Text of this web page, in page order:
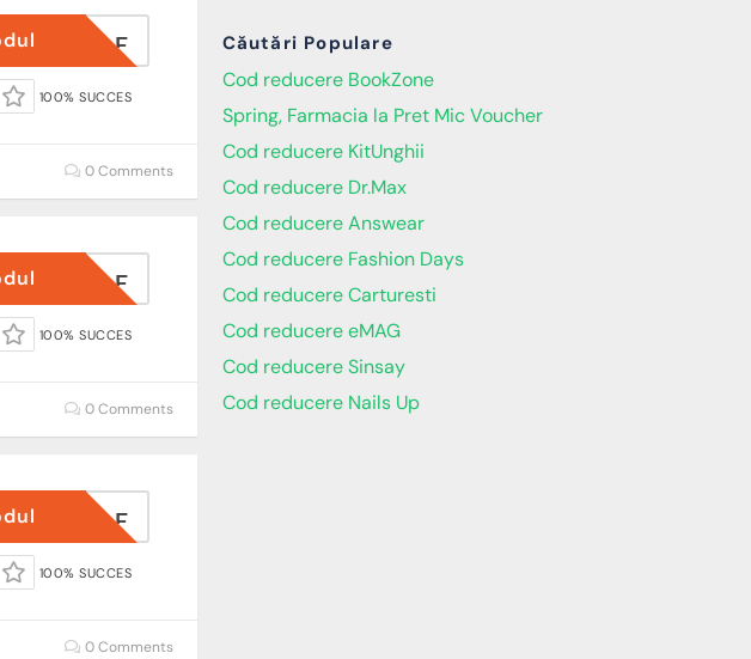
B7IFEBAF
100% SUCCES
0 Comments
AD2FEBAF
100% SUCCES
0 Comments
A80FEBAF
100% SUCCES
0 Comments
Căutări Populare
Cod reducere BookZone
Spring, Farmacia la Pret Mic Voucher
Cod reducere KitUnghii
Cod reducere Dr.Max
Cod reducere Answear
Cod reducere Fashion Days
Cod reducere Carturesti
Cod reducere eMAG
Cod reducere Sinsay
Cod reducere Nails Up